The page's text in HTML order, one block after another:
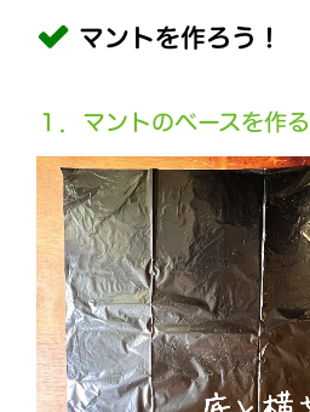
マントを作ろう！
１．マントのベースを作る